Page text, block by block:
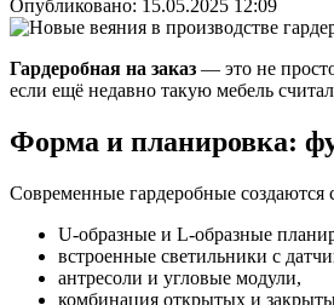
Опубликовано: 15.05.2025 12:09
Гардеробная на заказ — это не
если ещё недавно такую мебель
Форма и планировка:
Современные гардеробные
U-образные и L-образные
встроенные светильники с
антресоли и угловые модули,
комбинация открытых и